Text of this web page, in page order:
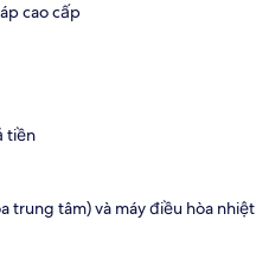
cao cấp
tiền
trung tâm) và máy điều hòa nhiệt